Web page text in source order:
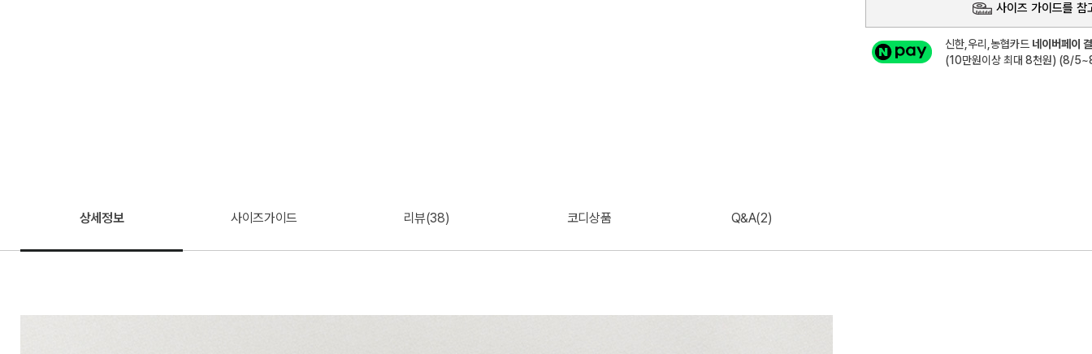
사이즈 가이드를 참
신한,우리,농협카드 네이버페이
(10만원이상 최대 8천원) (8/
상세정보 사이즈가이드 리뷰(38) 코디상품 Q&A(2)